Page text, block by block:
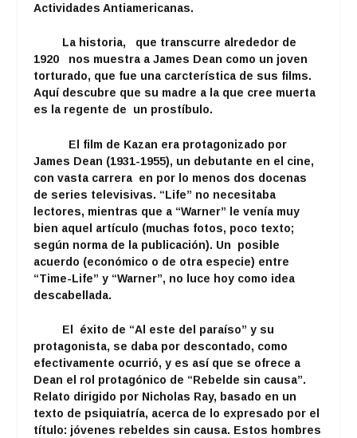
Actividades Antiamericanas.
La historia, que transcurre alrededor de
1920 nos muestra a James Dean como un joven
torturado, que fue una carcterística de sus films.
Aquí descubre que su madre a la que cree muerta
es la regente de un prostíbulo.
El film de Kazan era protagonizado por
James Dean (1931-1955), un debutante en el cine,
con vasta carrera en por lo menos dos docenas
de series televisivas. “Life” no necesitaba
lectores, mientras que a “Warner” le venía muy
bien aquel artículo (muchas fotos, poco texto;
según norma de la publicación). Un posible
acuerdo (económico o de otra especie) entre
“Time-Life” y “Warner”, no luce hoy como idea
descabellada.
El éxito de “Al este del paraíso” y su
protagonista, se daba por descontado, como
efectivamente ocurrió, y es así que se ofrece a
Dean el rol protagónico de “Rebelde sin causa”.
Relato dirigido por Nicholas Ray, basado en un
texto de psiquiatría, acerca de lo expresado por el
título: jóvenes rebeldes sin causa. Estos hombres